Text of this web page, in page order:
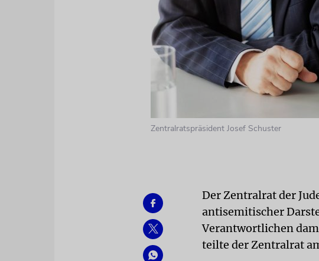
Zentralratspräsident Josef Schuster
Der Zentralrat der
antisemitischer
Verantwortlichen
teilte der Zentralrat